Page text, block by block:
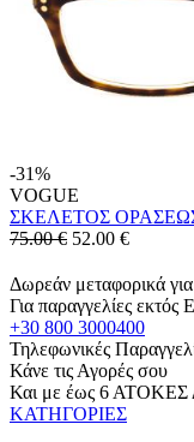
-31%
VOGUE
ΣΚΕΛΕΤΟΣ ΟΡΑΣΕΩΣ
75.00 € 52.00 €
Δωρεάν μεταφορικά
Για παραγγελίες
+30 800 3000400
Τηλεφωνικές
Κάνε τις Αγορές σου
Και με έως 6 ΑΤΟΚΕΣ
ΚΑΤΗΓΟΡΙΕΣ